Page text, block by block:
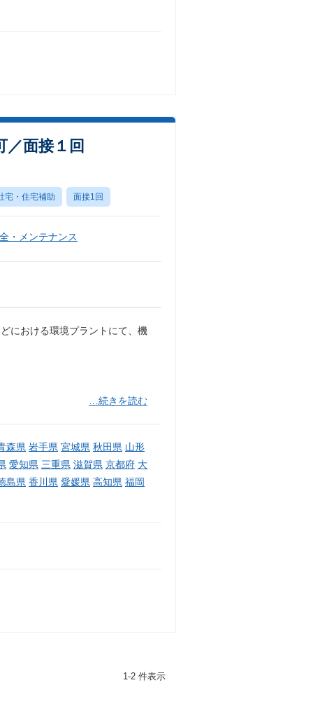
面接１回
宅・住宅補助 面接1回
・メンテナンス
における環境プラントにて、機
…続きを読む
森県 岩手県 宮城県 秋田県 山形
愛知県 三重県 滋賀県 京都府 大
島県 香川県 愛媛県 高知県 福岡
1-2 件表示